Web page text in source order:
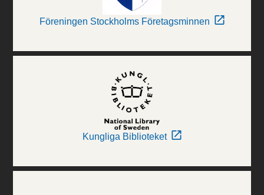
Föreningen Stockholms Företagsminnen
Kungliga Biblioteket